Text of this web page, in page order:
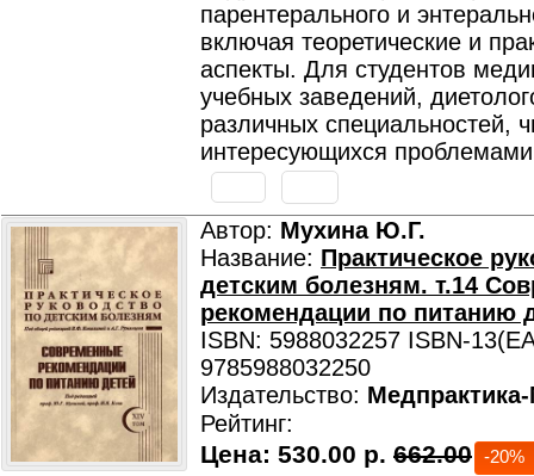
парентерального и
включая теоретические и
аспекты. Для студентов
учебных заведений,
различных специальностей,
интересующихся
Автор: Мухина Ю.Г.
Название: Практическое
детским болезням. т.14
рекомендации по питанию
ISBN: 5988032257 ISBN-
9785988032250
Издательство:
Рейтинг:
Цена: 530.00 р. 662.00 -20%